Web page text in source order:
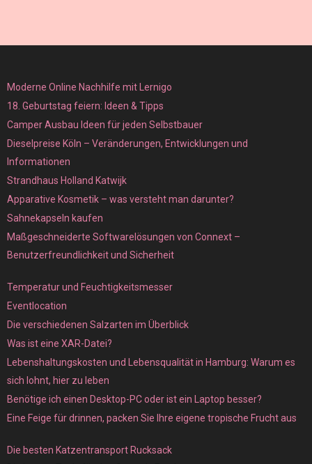
Moderne Online Nachhilfe mit Lernigo
18. Geburtstag feiern: Ideen & Tipps
Camper Ausbau Ideen für jeden Selbstbauer
Dieselpreise Köln – Veränderungen, Entwicklungen und
Informationen
Strandhaus Holland Katwijk
Apparative Kosmetik – was versteht man darunter?
Sahnekapseln kaufen
Maßgeschneiderte Softwarelösungen von Connext –
Benutzerfreundlichkeit und Sicherheit
Temperatur und Feuchtigkeitsmesser
Eventlocation
Die verschiedenen Salzarten im Überblick
Was ist eine XAR-Datei?
Lebenshaltungskosten und Lebensqualität in Hamburg: Warum es
sich lohnt, hier zu leben
Benötige ich einen Desktop-PC oder ist ein Laptop besser?
Eine Feige für drinnen, packen Sie Ihre eigene tropische Frucht aus
Die besten Katzentransport Rucksack